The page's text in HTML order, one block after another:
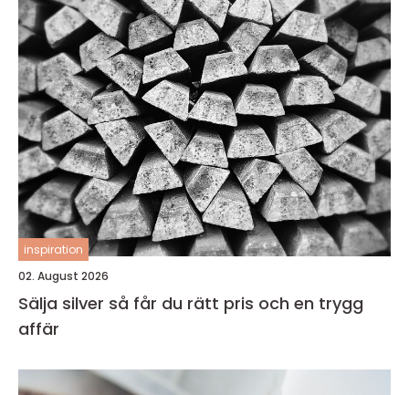
inspiration
02. August 2026
Sälja silver så får du rätt pris och en trygg
affär